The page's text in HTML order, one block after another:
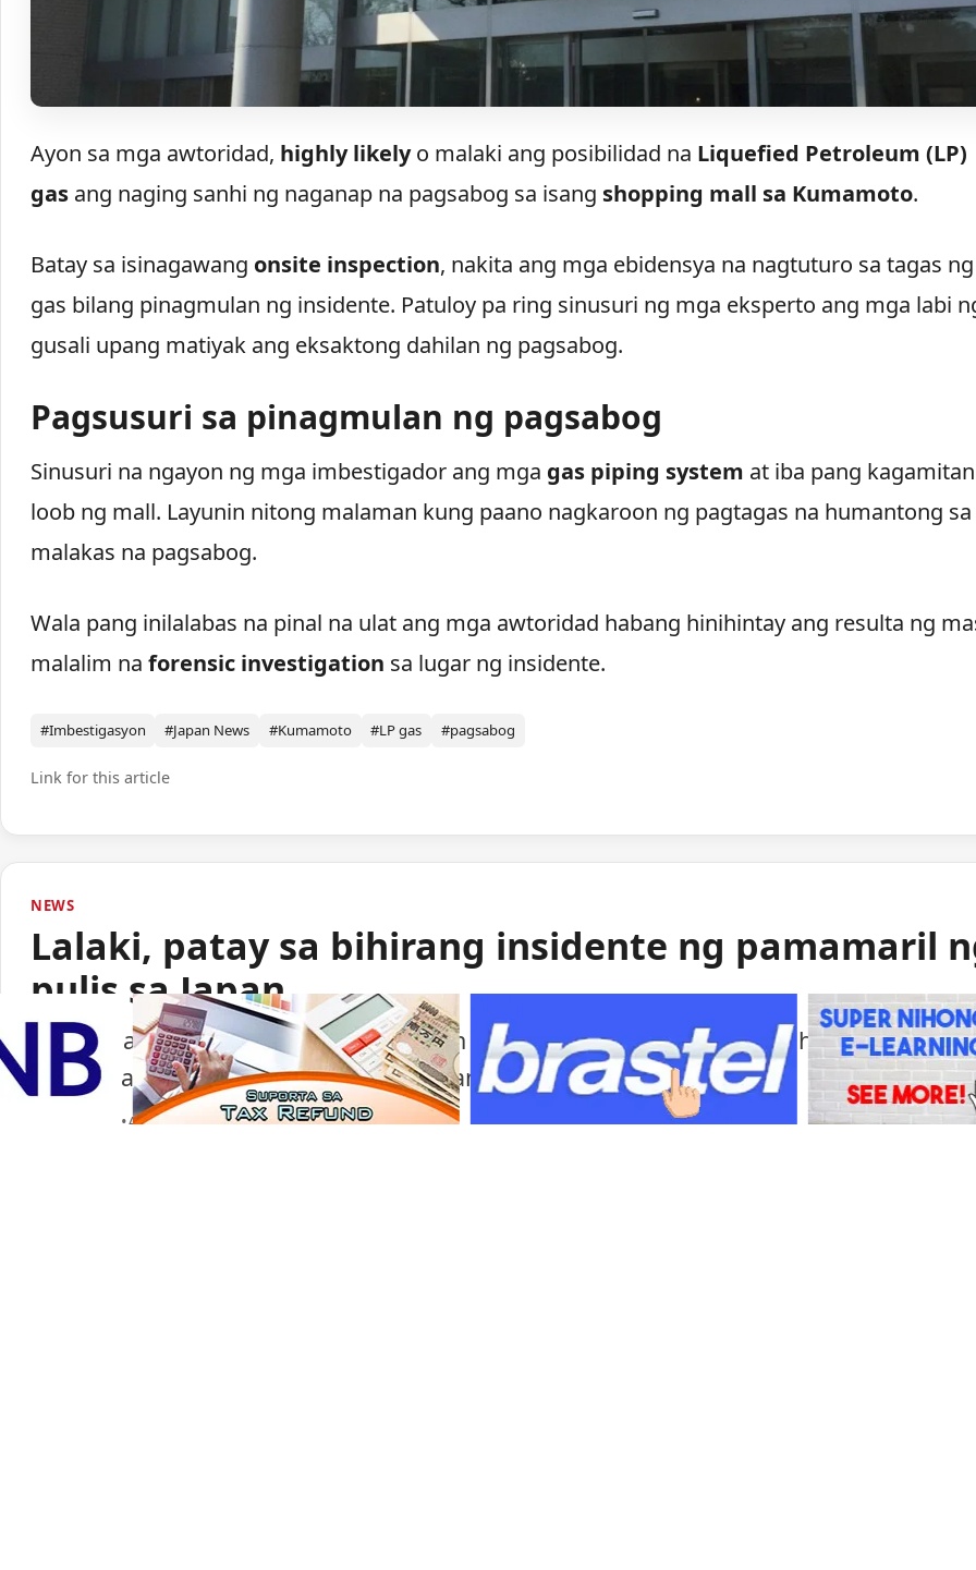
Ayon sa mga awtoridad, highly likelyo malaki ang posibilidad na Liquefied Petroleum (LP)
gasang naging sanhi ng naganap na pagsabog sa isang shopping mall sa Kumamoto.
Batay sa isinagawang onsite inspection, nakita ang mga ebidensya na nagtuturo sa tagas ng
gas bilang pinagmulan ng insidente. Patuloy pa ring sinusuri ng mga eksperto ang mga labi
gusali upang matiyak ang eksaktong dahilan ng pagsabog.
Pagsusuri sa pinagmulan ng pagsabog
Sinusuri na ngayon ng mga imbestigador ang mga gas piping system at iba pang
loob ng mall. Layunin nitong malaman kung paano nagkaroon ng pagtagas na humantong sa
malakas na pagsabog.
Wala pang inilalabas na pinal na ulat ang mga awtoridad habang hinihintay ang resulta ng
malalim na forensic investigation sa lugar ng insidente.
#Imbestigasyon #Japan News #Kumamoto #LP gas #pagsabog
Link for this article
NEWS
Lalaki, patay sa bihirang insidente ng pamamaril
pulis sa Japan
Isang lalaki ang nasawi matapos barilin ng mga awtoridad sa isang bihirang
ng paggamit ng baril ng pulisya sa Japan.
•August 6, 2026